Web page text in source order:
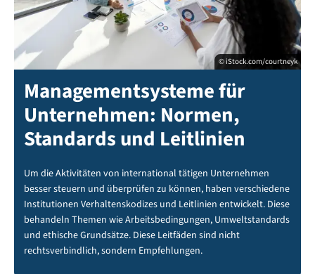
© iStock.com/courtneyk
Managementsysteme für
Unternehmen: Normen,
Standards und Leitlinien
Um die Aktivitäten von international tätigen Unternehmen
besser steuern und überprüfen zu können, haben verschiedene
Institutionen Verhaltenskodizes und Leitlinien entwickelt. Diese
behandeln Themen wie Arbeitsbedingungen, Umweltstandards
und ethische Grundsätze. Diese Leitfäden sind nicht
rechtsverbindlich, sondern Empfehlungen.